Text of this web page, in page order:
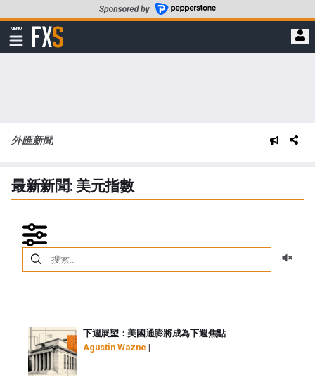
至
要
MENU
顯
示
FXStreet
外匯新聞
最新新聞: 美元指數
下週展望：美國通膨將成為下週焦點
Agustin Wazne |